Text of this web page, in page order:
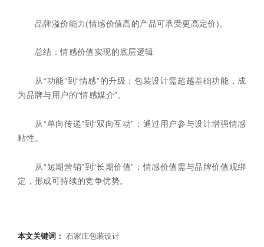
品牌溢价能力(情感价值高的产品可承受更高定价)。
总结：情感价值实现的底层逻辑
从“功能”到“情感”的升级：包装设计需超越基础功能，成
为品牌与用户的“情感媒介”。
从“单向传递”到“双向互动”：通过用户参与设计增强情感
粘性。
从“短期营销”到“长期价值”：情感价值需与品牌价值观绑
定，形成可持续的竞争优势。
本文关键词：石家庄包装设计